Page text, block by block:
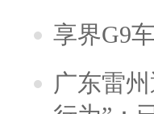
享界G9
广东雷